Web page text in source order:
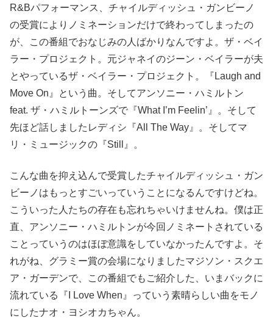
R&Bパフォーマンス、チャイルディッシュ・ガンビーノ
の受賞によりノミネーションだけで終わってしまったの
が、この番組でおなじみの人ばかりなんですよ。ザ・ベイ
ラー・プロジェクト。元ジャネイのジーン・ベイラーが夫
とやっているザ・ベイラー・プロジェクト。『Laugh and
Move On』という曲。そしてアンソニー・ハミルトン
feat. ザ・ハミルトーンズで『What I’m Feelin’』。そして
先ほど話しましたレディシ『All The Way』。そしてマ
リ・ミュージックの『Still』。
こんな曲を抑え込んで受賞したチャイルディッシュ・ガン
ビーノはもっとすごいっていうことになるんですけどね。
こういった人たちの存在も忘れちゃいけませんね。僕は正
直、アンソニー・ハミルトンが今回ノミネートされている
ことっていうのはほぼ意識をしていなかったんですよ。そ
れがね、グラミー賞の会場になりましたマジソン・スクエ
ア・ガーデンで、この番組でもご紹介した、いまバックに
流れている『I Love When』っていう素晴らしい曲をモノ
にしたナオ・ヨシオカちゃん。